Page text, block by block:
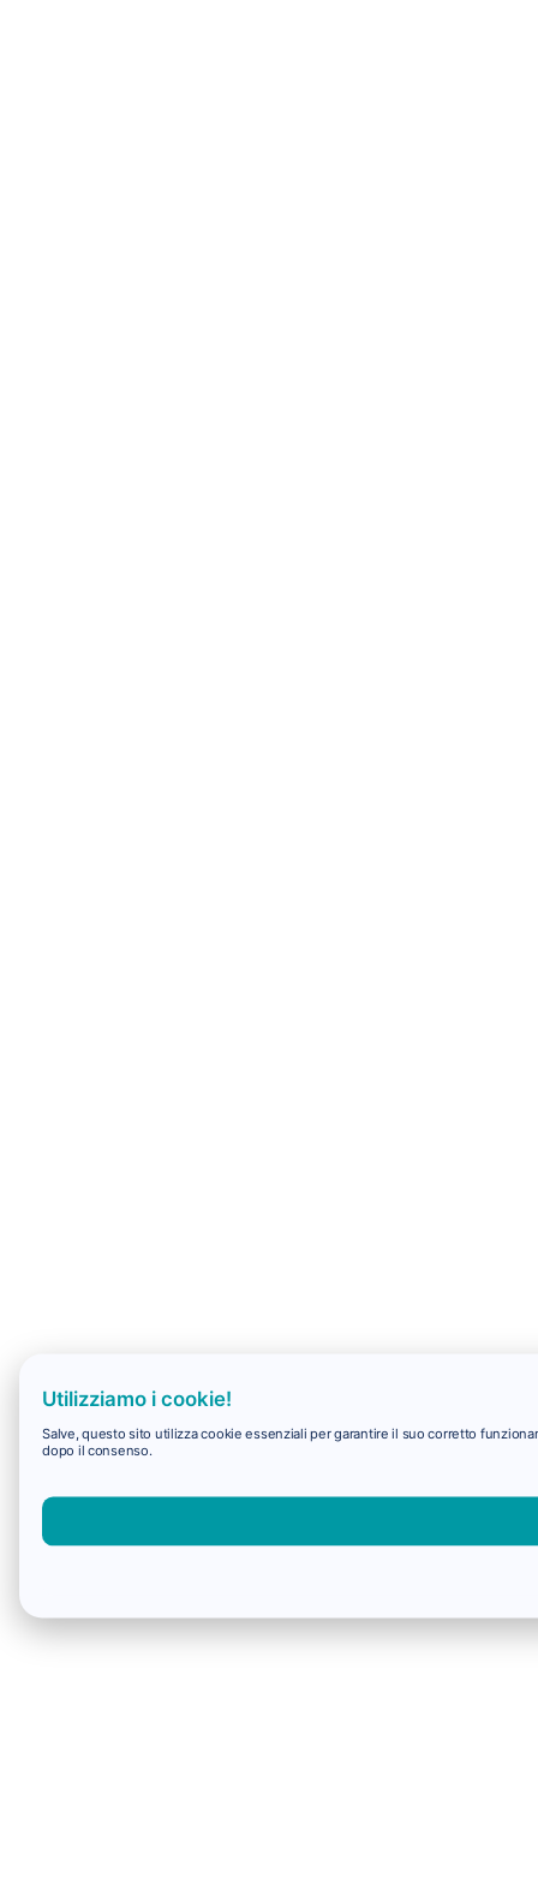
Utilizziamo i cookie!
Salve, questo sito utilizza cookie essenziali per garantire il suo corretto
dopo il consenso.